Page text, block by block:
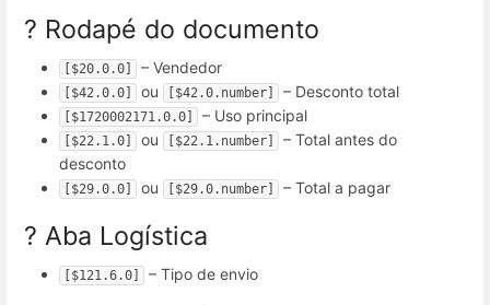
? Rodapé do documento
[$20.0.0] – Vendedor
[$42.0.0] ou [$42.0.number] – Desconto total
[$1720002171.0.0] – Uso principal
[$22.1.0] ou [$22.1.number]
– Total antes do
desconto
[$29.0.0] ou [$29.0.number] – Total a pagar
? Aba Logística
[$121.6.0] – Tipo de envio